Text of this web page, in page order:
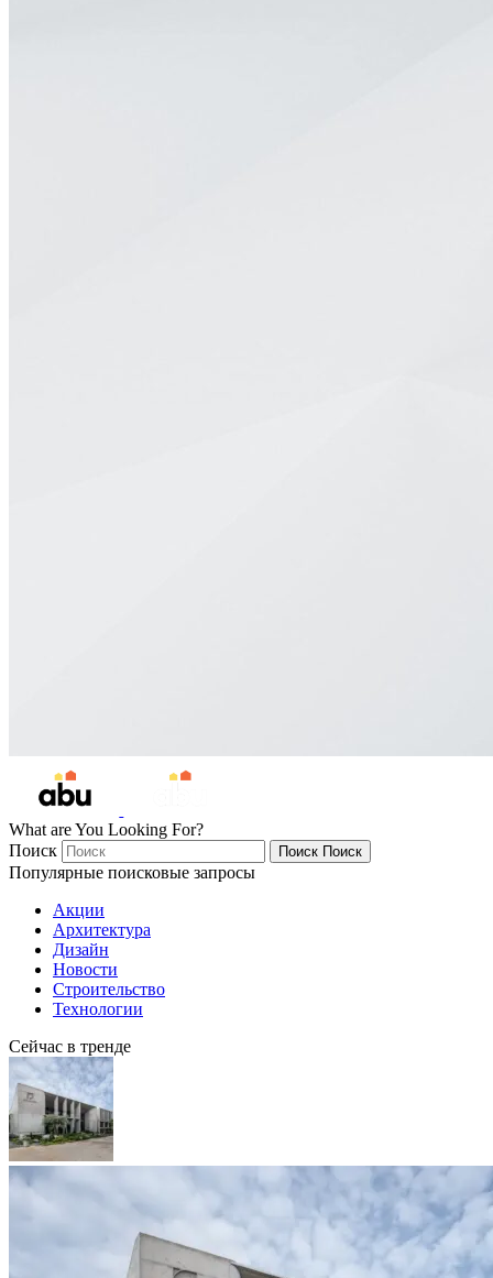
What are You Looking For?
Поиск
Поиск Поиск
Популярные поисковые запросы
Акции
Архитектура
Дизайн
Новости
Строительство
Технологии
Сейчас в тренде